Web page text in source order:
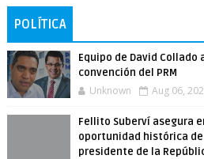
POLÍTICA
Equipo de David
convención del PRM
Unknown Aug 06,
Fellito Suberví asegura
oportunidad histórica
presidente de la